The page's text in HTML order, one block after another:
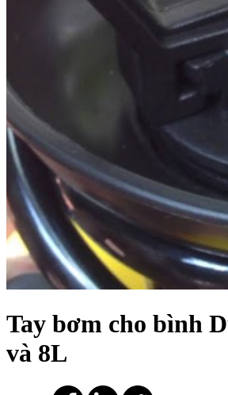
Tay bơm cho bình
và 8L